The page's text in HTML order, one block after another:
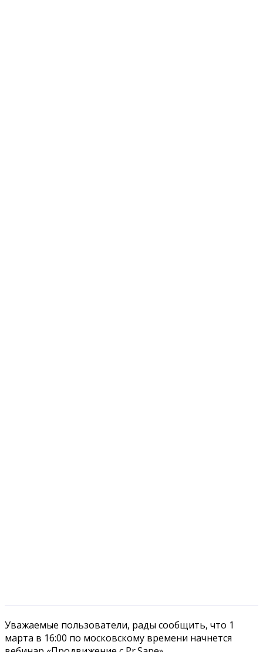
Уважаемые пользователи, рады сообщить, что 1
марта в 16:00 по московскому времени начнется